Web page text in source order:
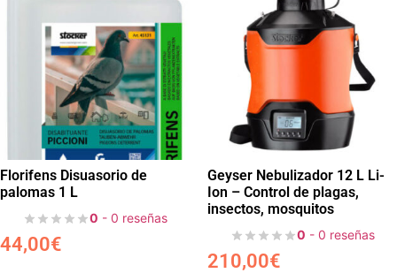
Florifens Disuasorio de
palomas 1 L
0 - 0 reseñas
44,00€
Geyser Nebulizador 12 L Li-
Ion – Control de plagas,
insectos, mosquitos
0 - 0 reseñas
210,00€